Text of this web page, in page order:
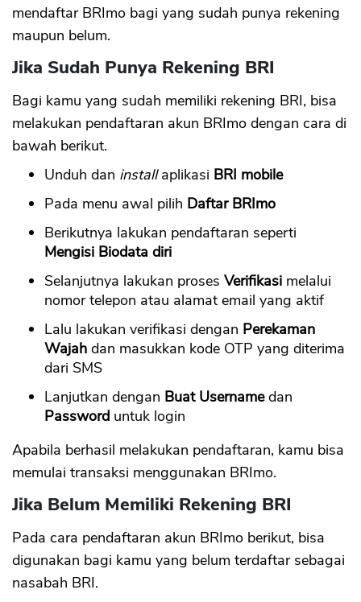
mendaftar BRImo bagi yang sudah punya rekening
maupun belum.
Jika Sudah Punya Rekening BRI
Bagi kamu yang sudah memiliki rekening BRI, bisa
melakukan pendaftaran akun BRImo dengan cara di
bawah berikut.
Unduh dan installaplikasi BRI mobile
Pada menu awal pilih Daftar BRImo
Berikutnya lakukan pendaftaran seperti
Mengisi Biodata diri
Selanjutnya lakukan proses Verifikasi melalui
nomor telepon atau alamat email yang aktif
Lalu lakukan verifikasi dengan Perekaman
Wajah dan masukkan kode OTP yang diterima
dari SMS
Lanjutkan dengan Buat Usernamedan
Password untuk login
Apabila berhasil melakukan pendaftaran, kamu bisa
memulai transaksi menggunakan BRImo.
Jika Belum Memiliki Rekening BRI
Pada cara pendaftaran akun BRImo berikut, bisa
digunakan bagi kamu yang belum terdaftar sebagai
nasabah BRI.